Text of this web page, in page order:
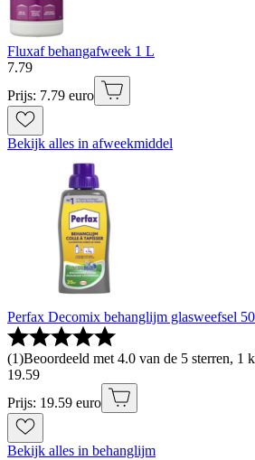
Fluxaf behangafweek 1 L
7.79
Prijs: 7.79 euro
Bekijk alles in afweekmiddel
Perfax Decomix behanglijm glasweefsel
(1)Beoordeeld met 4.0 van de 5 sterren, 1
19.59
Prijs: 19.59 euro
Bekijk alles in behanglijm